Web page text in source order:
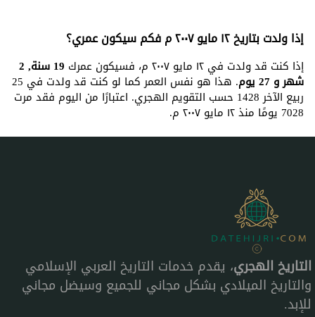
إذا ولدت بتاريخ ١٢ مايو ٢٠٠٧ م فكم سيكون عمري؟
إذا كنت قد ولدت في ١٢ مايو ٢٠٠٧ م، فسيكون عمرك 19 سنة, 2
شهر و 27 يوم . هذا هو نفس العمر كما لو كنت قد ولدت في 25
ربيع الآخر 1428 حسب التقويم الهجري. اعتبارًا من اليوم فقد مرت
7028 يومًا منذ ١٢ مايو ٢٠٠٧ م.
التاريخ الهجري، يقدم خدمات التاريخ العربي الإسلامي
والتاريخ الميلادي بشكل مجاني للجميع وسيضل مجاني
للإبد.